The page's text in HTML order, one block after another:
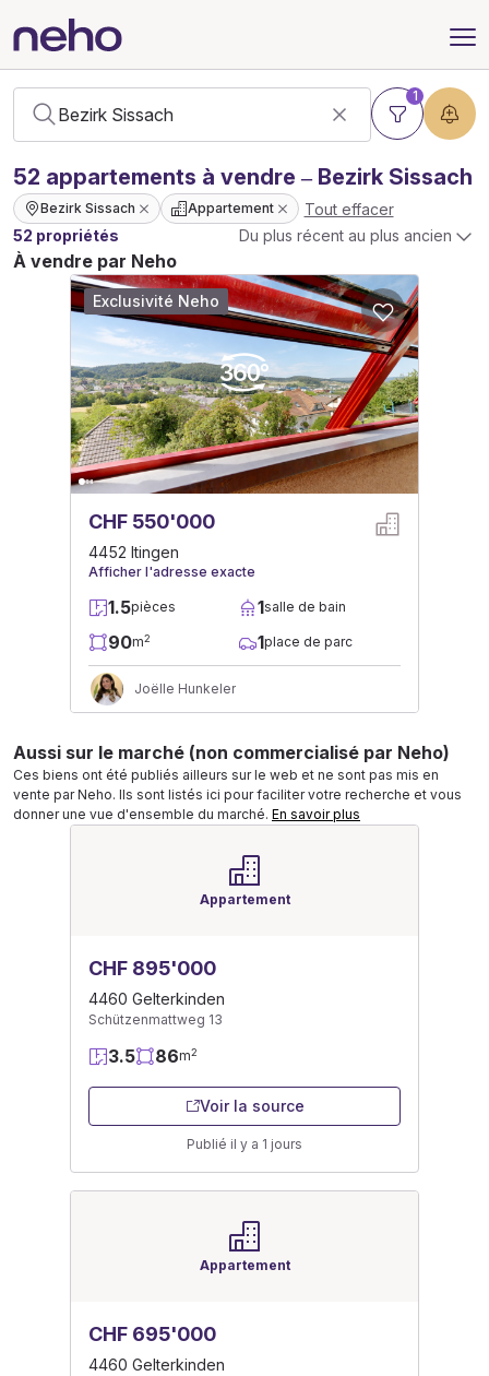
1
52 appartements à vendre – Bezirk Sissach
Bezirk Sissach Appartement
Tout effacer
52 propriétés
Du plus récent au plus ancien
À vendre par Neho
CHF 550'000
4452 Itingen
Afficher l'adresse exacte
1.5pièces 1salle de bain
90m2 1place de parc
Joëlle Hunkeler
Exclusivité Neho
Aussi sur le marché (non commercialisé par Neho)
Ces biens ont été publiés ailleurs sur le web et ne sont pas mis en
vente par Neho. Ils sont listés ici pour faciliter votre recherche et vous
donner une vue d'ensemble du marché. En savoir plus
Appartement
CHF 895'000
4460 Gelterkinden
Schützenmattweg 13
3.5 86m2
Voir la source
Publié il y a 1 jours
Appartement
CHF 695'000
4460 Gelterkinden